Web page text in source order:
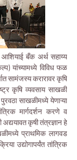
आशियाई बँक अर्थ सहाय्य
यांच्यामध्ये विविध फळ
सामंजस्य करारावर कृषि
कृषि व्यवसाय साखळी
साखळीमध्ये येणाऱ्या
मार्गदर्शन करणे व
कृषी तंत्रज्ञान हे
प्राथमिक लागवड
उद्योगापर्यंत तांत्रिक